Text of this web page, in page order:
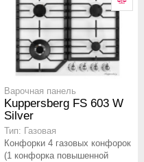
Варочная панель
Kuppersberg FS 603 W
Silver
Тип: Газовая
Конфорки 4 газовых конфорок
(1 конфорка повышенной